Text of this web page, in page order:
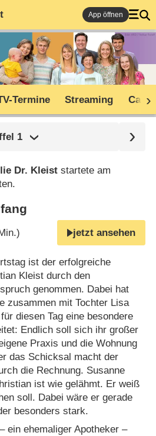
App öffnen
Termine Streaming Cast
1
Dr. Kleist startete am
jetzt ansehen
ist der erfolgreiche
Kleist durch den
genommen. Dabei hat
zusammen mit Tochter Lisa
diesen Tag eine besondere
Endlich soll sich ihr großer
Praxis und die Wohnung
das Schicksal macht der
die Rechnung. Susanne
ist wie gelähmt. Er weiß
soll. Dabei wäre er gerade
besonders stark.
ein ehemaliger Apotheker –